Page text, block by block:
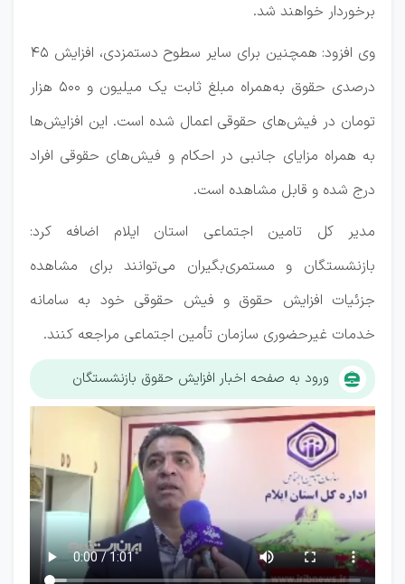
برخوردار خواهند شد.
وی افزود: همچنین برای سایر سطوح دستمزدی، افزایش ۴۵
درصدی حقوق به‌همراه مبلغ ثابت یک میلیون و ۵۰۰ هزار
تومان در فیش‌های حقوقی اعمال شده است. این افزایش‌ها
به همراه مزایای جانبی در احکام و فیش‌های حقوقی افراد
درج شده و قابل مشاهده است.
مدیر کل تامین اجتماعی استان ایلام اضافه کرد:
بازنشستگان و مستمری‌بگیران می‌توانند برای مشاهده
جزئیات افزایش حقوق و فیش حقوقی خود به سامانه
خدمات غیرحضوری سازمان تأمین اجتماعی مراجعه کنند.
ورود به صفحه اخبار افزایش حقوق بازنشستگان